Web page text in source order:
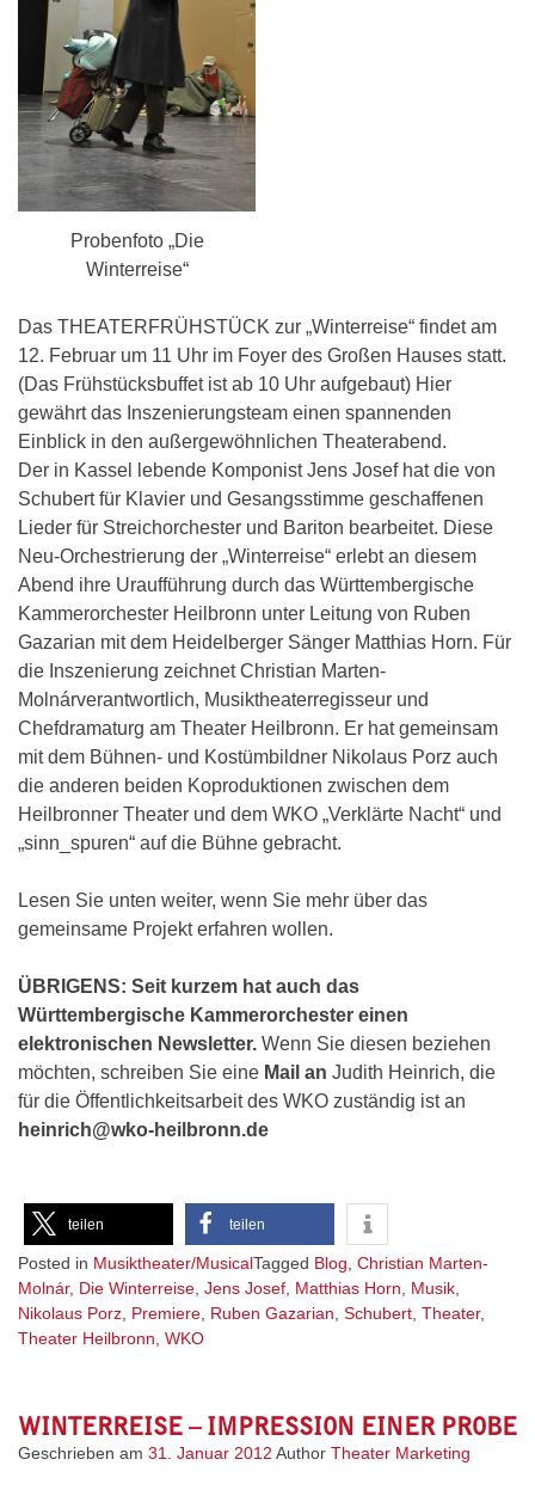
Probenfoto „Die
Winterreise“
Das THEATERFRÜHSTÜCK zur „Winterreise“ findet am
12. Februar um 11 Uhr im Foyer des Großen Hauses statt.
(Das Frühstücksbuffet ist ab 10 Uhr aufgebaut) Hier
gewährt das Inszenierungsteam einen spannenden
Einblick in den außergewöhnlichen Theaterabend.
Der in Kassel lebende Komponist Jens Josef hat die von
Schubert für Klavier und Gesangsstimme geschaffenen
Lieder für Streichorchester und Bariton bearbeitet. Diese
Neu-Orchestrierung der „Winterreise“ erlebt an diesem
Abend ihre Uraufführung durch das Württembergische
Kammerorchester Heilbronn unter Leitung von Ruben
Gazarian mit dem Heidelberger Sänger Matthias Horn. Für
die Inszenierung zeichnet Christian Marten-
Molnárverantwortlich, Musiktheaterregisseur und
Chefdramaturg am Theater Heilbronn. Er hat gemeinsam
mit dem Bühnen- und Kostümbildner Nikolaus Porz auch
die anderen beiden Koproduktionen zwischen dem
Heilbronner Theater und dem WKO „Verklärte Nacht“ und
„sinn_spuren“ auf die Bühne gebracht.
Lesen Sie unten weiter, wenn Sie mehr über das
gemeinsame Projekt erfahren wollen.
ÜBRIGENS: Seit kurzem hat auch das
Württembergische Kammerorchester einen
elektronischen Newsletter. Wenn Sie diesen beziehen
möchten, schreiben Sie eine Mail an Judith Heinrich, die
für die Öffentlichkeitsarbeit des WKO zuständig ist an
heinrich@wko-heilbronn.de
teilen teilen
Posted in Musiktheater/MusicalTagged Blog, Christian Marten-
Molnár, Die Winterreise, Jens Josef, Matthias Horn, Musik,
Nikolaus Porz, Premiere, Ruben Gazarian, Schubert, Theater,
Theater Heilbronn, WKO
WINTERREISE – IMPRESSION EINER PROBE
Geschrieben am 31. Januar 2012 Author Theater Marketing